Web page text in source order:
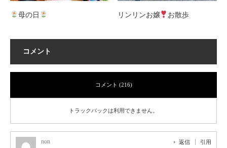
母の日 リンリンお嬢 お散歩
コメント
コメント (216)
トラックバックは利用できません。
non 返信 引用